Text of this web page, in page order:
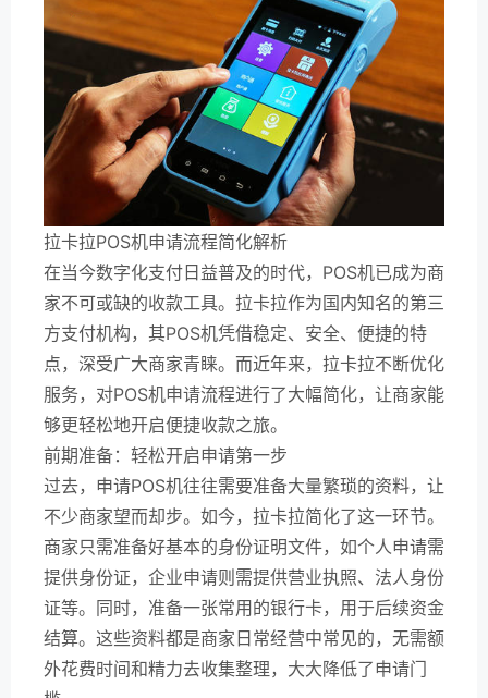
拉卡拉POS机申请流程简化解析
在当今数字化支付日益普及的时代，POS机已成为商
家不可或缺的收款工具。拉卡拉作为国内知名的第三
方支付机构，其POS机凭借稳定、安全、便捷的特
点，深受广大商家青睐。而近年来，拉卡拉不断优化
服务，对POS机申请流程进行了大幅简化，让商家能
够更轻松地开启便捷收款之旅。
前期准备：轻松开启申请第一步
过去，申请POS机往往需要准备大量繁琐的资料，让
不少商家望而却步。如今，拉卡拉简化了这一环节。
商家只需准备好基本的身份证明文件，如个人申请需
提供身份证，企业申请则需提供营业执照、法人身份
证等。同时，准备一张常用的银行卡，用于后续资金
结算。这些资料都是商家日常经营中常见的，无需额
外花费时间和精力去收集整理，大大降低了申请门